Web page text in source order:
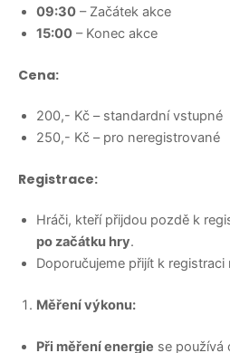
09:30 – Začátek akce
15:00 – Konec akce
Cena:
200,- Kč – standardní vstupné
250,- Kč – pro neregistrované
Registrace:
Hráči, kteří přijdou pozdě k
po začátku hry.
Doporučujeme přijít k registraci
Měření výkonu:
Při měření energie se používá